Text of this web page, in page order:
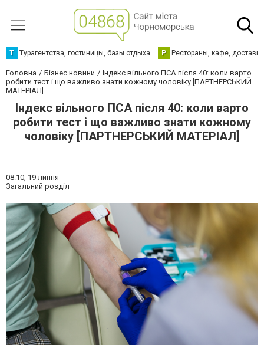
Т Турагентства, гостиницы, базы отдыха Р Рестораны, кафе,
Головна Бізнес новини
Індекс вільного ПСА після 40: коли варто
робити тест і що важливо знати кожному чоловіку [ПАРТНЕРСЬКИЙ
МАТЕРІАЛ]
Індекс вільного ПСА після 40: коли варто
робити тест і що важливо знати кожному
чоловіку [ПАРТНЕРСЬКИЙ МАТЕРІАЛ]
08:10, 19 липня
Загальний розділ